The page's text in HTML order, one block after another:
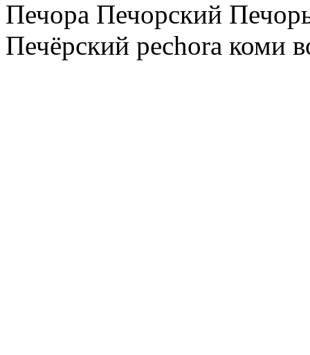
Печора Печорский
Печёрский pechora коми